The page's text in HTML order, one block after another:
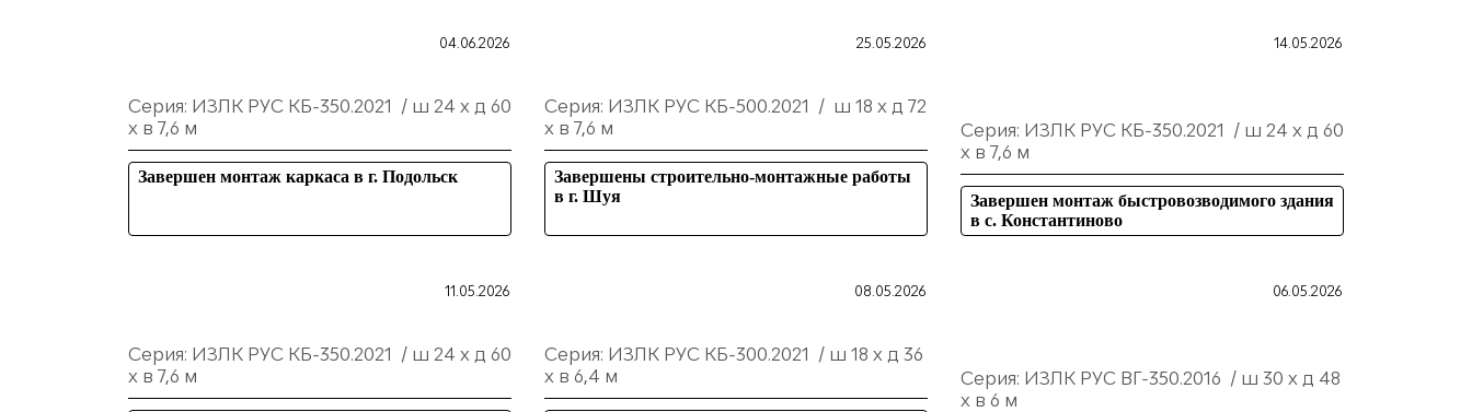
04.06.2026
Серия: ИЗЛК РУС КБ-350.2021 / ш 24 х д 60
х в 7,6 м
Завершен монтаж каркаса в г. Подольск
25.05.2026
Серия: ИЗЛК РУС КБ-500.2021 / ш 18 х д 72
х в 7,6 м
Завершены строительно-монтажные работы
в г. Шуя
14.05.2026
Серия: ИЗЛК РУС КБ-350.2021 / ш 24 х д 60
х в 7,6 м
Завершен монтаж быстровозводимого здания
в с. Константиново
11.05.2026
Серия: ИЗЛК РУС КБ-350.2021 / ш 24 х д 60
х в 7,6 м
08.05.2026
Серия: ИЗЛК РУС КБ-300.2021 / ш 18 х д 36
х в 6,4 м
06.05.2026
Серия: ИЗЛК РУС ВГ-350.2016 / ш 30 х д 48
х в 6 м